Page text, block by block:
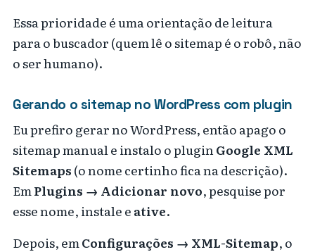
Essa prioridade é uma orientação de leitura
para o buscador (quem lê o sitemap é o robô, não
o ser humano).
Gerando o sitemap no WordPress com plugin
Eu prefiro gerar no WordPress, então apago o
sitemap manual e instalo o plugin Google XML
Sitemaps(o nome certinho fica na descrição).
EmPlugins → Adicionar novo, pesquise por
esse nome, instale eative.
Depois, emConfigurações → XML-Sitemap, o